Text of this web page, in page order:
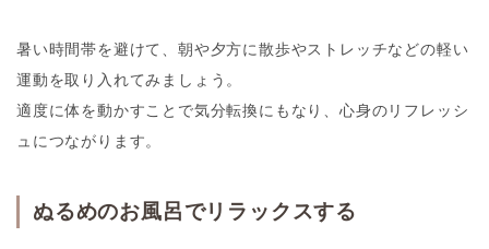
暑い時間帯を避けて、朝や夕方に散歩やストレッチなどの軽い
運動を取り入れてみましょう。
適度に体を動かすことで気分転換にもなり、心身のリフレッシ
ュにつながります。
ぬるめのお風呂でリラックスする